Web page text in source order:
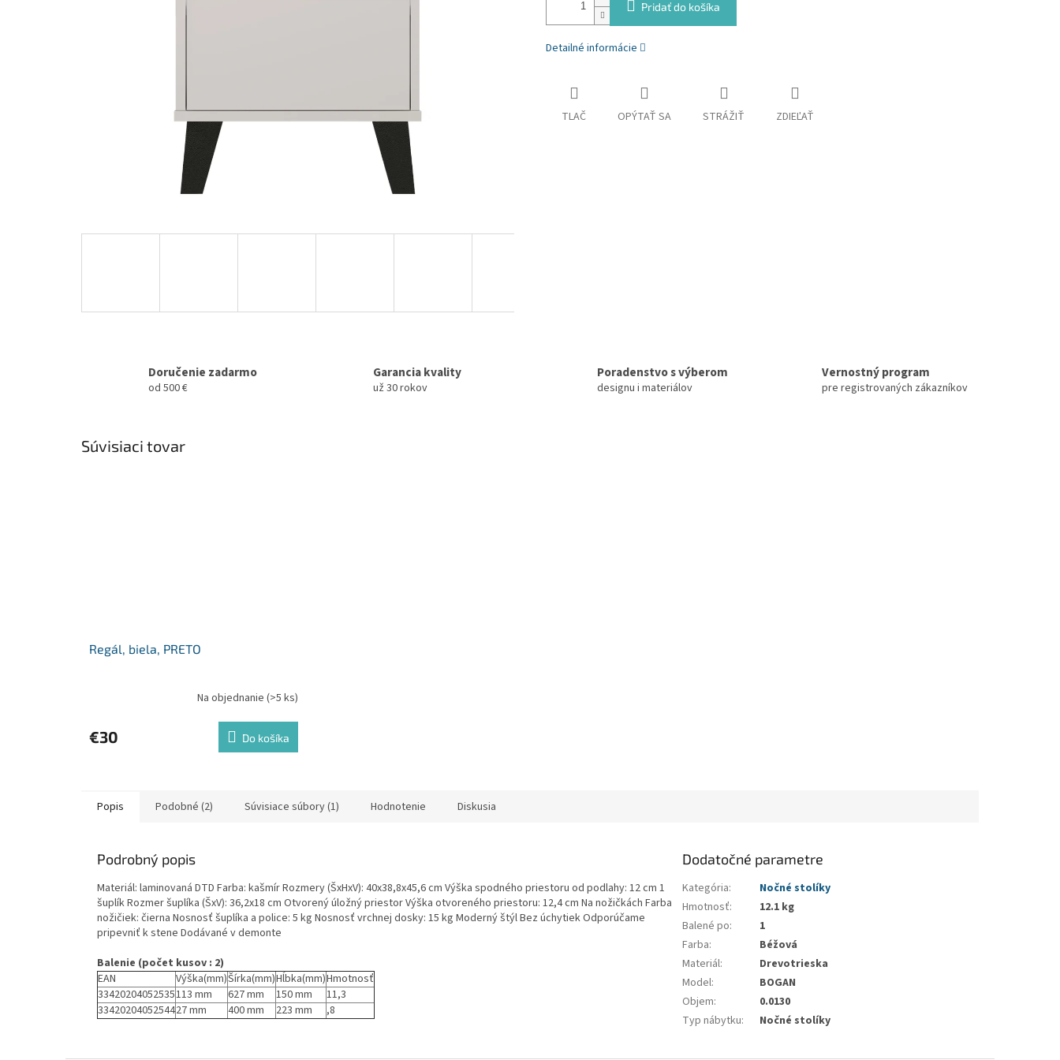
Pridať do košíka
Detailné informácie
TLAČ OPÝTAŤ SA STRÁŽIŤ ZDIEĽAŤ
Doručenie zadarmo
od 500 €
Garancia kvality
už 30 rokov
Poradenstvo s výberom
designu i materiálov
Vernostný program
pre registrovaných zákazníkov
Súvisiaci tovar
Regál, biela, PRETO
Na objednanie (>5 ks)
€30 Do košíka
Popis Podobné (2) Súvisiace súbory (1) Hodnotenie Diskusia
Podrobný popis
Materiál: laminovaná DTD Farba: kašmír Rozmery (ŠxHxV): 40x38,8x45,6 cm Výška spodného priestoru od podlahy: 12 cm 1
šuplík Rozmer šuplíka (ŠxV): 36,2x18 cm Otvorený úložný priestor Výška otvoreného priestoru: 12,4 cm Na nožičkách Farba
nožičiek: čierna Nosnosť šuplíka a police: 5 kg Nosnosť vrchnej dosky: 15 kg Moderný štýl Bez úchytiek Odporúčame
pripevniť k stene Dodávané v demonte
Balenie (počet kusov : 2)
EAN
Výška(mm)Šírka(mm)Hĺbka(mm)Hmotnosť
33420204052535113 mm 627 mm 150 mm
11,3
3342020405254427 mm 400 mm 223 mm ,8
Dodatočné parametre
Kategória:
Nočné stolíky
Hmotnosť:
12.1 kg
Balené po:
1
Farba:
Béžová
Materiál:
Drevotrieska
Model:
BOGAN
Objem:
0.0130
Typ nábytku: Nočné stolíky